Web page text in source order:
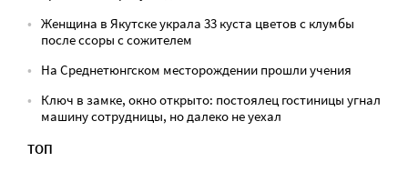
Женщина в Якутске украла 33 куста цветов с клумбы
после ссоры с сожителем
На Среднетюнгском месторождении прошли учения
Ключ в замке, окно открыто: постоялец гостиницы угнал
машину сотрудницы, но далеко не уехал
ТОП